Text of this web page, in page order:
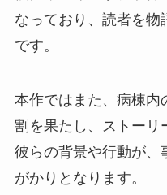
なっており、読者を物
です。
本作ではまた、病棟内
割を果たし、ストーリ
彼らの背景や行動が、
がかりとなります。